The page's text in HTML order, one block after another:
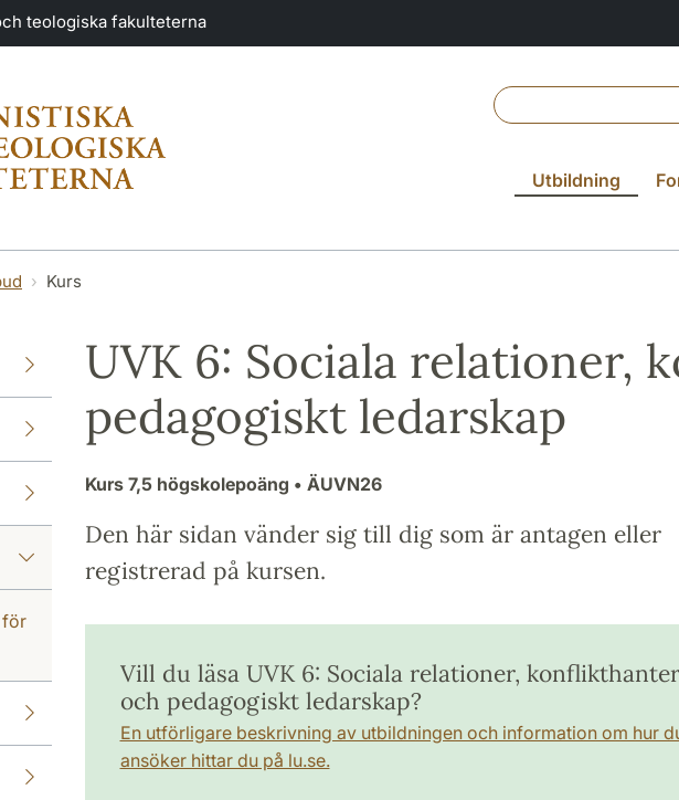
teologiska fakulteterna
Utbildning
Kurs
för
UVK 6: Sociala relationer,
pedagogiskt ledarskap
Kurs 7,5 högskolepoäng • ÄUVN26
Den här sidan vänder sig till dig som är antagen eller
registrerad på kursen.
Vill du läsa UVK 6: Sociala relationer,
och pedagogiskt ledarskap?
En utförligare beskrivning av utbildningen och information om hur
ansöker hittar du på lu.se.